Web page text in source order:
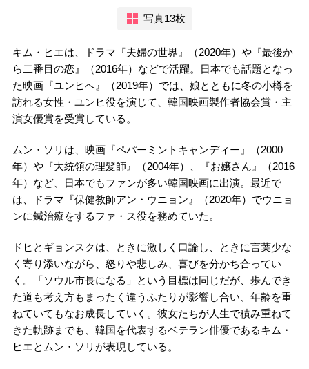
写真13枚
キム・ヒエは、ドラマ『夫婦の世界』（2020年）や『最後か
ら二番目の恋』（2016年）などで活躍。日本でも話題となっ
た映画『ユンヒへ』（2019年）では、娘とともに冬の小樽を
訪れる女性・ユンヒ役を演じて、韓国映画製作者協会賞・主
演女優賞を受賞している。
ムン・ソリは、映画『ペパーミントキャンディー』（2000
年）や『大統領の理髪師』（2004年）、『お嬢さん』（2016
年）など、日本でもファンが多い韓国映画に出演。最近で
は、ドラマ『保健教師アン・ウニョン』（2020年）でウニョ
ンに鍼治療をするファ・ス役を務めていた。
ドヒとギョンスクは、ときに激しく口論し、ときに言葉少な
く寄り添いながら、怒りや悲しみ、喜びを分かち合ってい
く。「ソウル市長になる」という目標は同じだが、歩んでき
た道も考え方もまったく違うふたりが影響し合い、年齢を重
ねていてもなお成長していく。彼女たちが人生で積み重ねて
きた軌跡までも、韓国を代表するベテラン俳優であるキム・
ヒエとムン・ソリが表現している。